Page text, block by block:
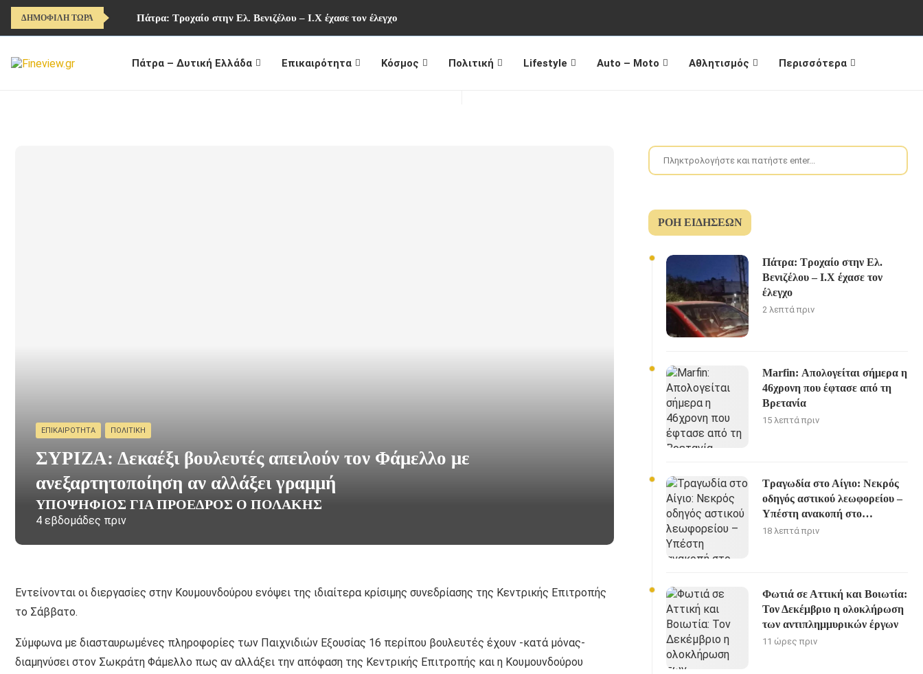
ΔΗΜΟΦΙΛΗ ΤΩΡΑ Πάτρα: Τροχαίο στην Ελ. Βενιζέλου – Ι.Χ έχασε τον έλεγχο
Πάτρα – Δυτική Ελλάδα Επικαιρότητα Κόσμος Πολιτική Lifestyle Auto – Moto Αθλητισμός Περισσότερα
ΕΠΙΚΑΙΡΌΤΗΤΑ ΠΟΛΙΤΙΚΉ
ΣΥΡΙΖΑ: Δεκαέξι βουλευτές απειλούν τον Φάμελλο με
ανεξαρτητοποίηση αν αλλάξει γραμμή
ΥΠΟΨΉΦΙΟΣ ΓΙΑ ΠΡΌΕΔΡΟΣ Ο ΠΟΛΆΚΗΣ
4 εβδομάδες πριν
Εντείνονται οι διεργασίες στην Κουμουνδούρου ενόψει της ιδιαίτερα κρίσιμης συνεδρίασης της Κεντρικής Επιτροπής
το Σάββατο.
Σύμφωνα με διασταυρωμένες πληροφορίες των Παιχνιδιών Εξουσίας 16 περίπου βουλευτές έχουν -κατά μόνας-
διαμηνύσει στον Σωκράτη Φάμελλο πως αν αλλάξει την απόφαση της Κεντρικής Επιτροπής και η Κουμουνδούρου
ΡΟΉ ΕΙΔΉΣΕΩΝ
Πάτρα: Τροχαίο στην Ελ.
Βενιζέλου – Ι.Χ έχασε τον
έλεγχο
2 λεπτά πριν
Marfin: Απολογείται σήμερα η
46χρονη που έφτασε από τη
Βρετανία
15 λεπτά πριν
Τραγωδία στο Αίγιο: Νεκρός
oδηγός αστικού λεωφορείου –
Υπέστη ανακοπή στο
δρομολόγιο
18 λεπτά πριν
Φωτιά σε Αττική και Βοιωτία:
Τον Δεκέμβριο η ολοκλήρωση
των αντιπλημμυρικών έργων
11 ώρες πριν